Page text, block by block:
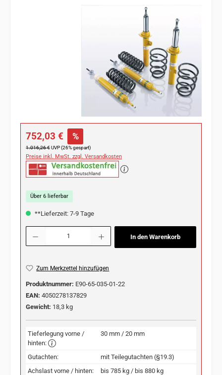
Verkaufspreis:
752,03 € %
Regulärer Preis:
1.016,26 €UVP (26% gespart)
Preise inkl. MwSt. zzgl. Versandkosten
Über 6 lieferbar
**Lieferzeit: 7-9 Tage
Produkt Anzahl: Gib den gewünschten Wert ein oder benutze die Schaltflächen
In den Warenkorb
Zum Merkzettel hinzufügen
Produktnummer: E90-65-035-01-22
EAN: 4050278137829
Gewicht: 18,3 kg
Tieferlegung vorne /
hinten:
30 mm / 20 mm
Gutachten:
mit Teilegutachten (§19.3)
Achslast vorne / hinten:
bis 785 kg / bis 880 kg